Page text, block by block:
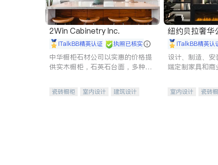
2Win Cabinetry Inc.
iTalkBB精英认证 执照已核实
中华橱柜石材公司以实惠的价格提
供实木橱柜，石英石台面，多种优
机。品质厨房，家的选择。
瓷砖橱柜 室内设计
建筑设计
纽约贝拉奢华公司
E iTalkBB精英认
设计、制造、
端定制家具和商
室内设计 瓷砖